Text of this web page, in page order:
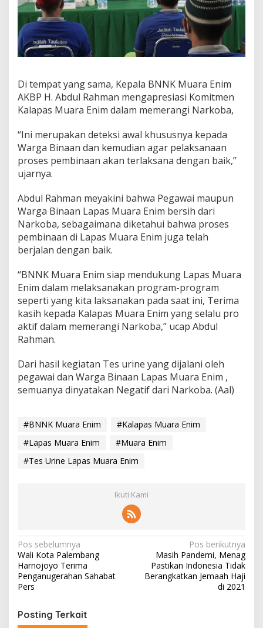
Di tempat yang sama, Kepala BNNK Muara Enim
AKBP H. Abdul Rahman mengapresiasi Komitmen
Kalapas Muara Enim dalam memerangi Narkoba,
“Ini merupakan deteksi awal khususnya kepada
Warga Binaan dan kemudian agar pelaksanaan
proses pembinaan akan terlaksana dengan baik,”
ujarnya.
Abdul Rahman meyakini bahwa Pegawai maupun
Warga Binaan Lapas Muara Enim bersih dari
Narkoba, sebagaimana diketahui bahwa proses
pembinaan di Lapas Muara Enim juga telah
berjalan dengan baik.
“BNNK Muara Enim siap mendukung Lapas Muara
Enim dalam melaksanakan program-program
seperti yang kita laksanakan pada saat ini, Terima
kasih kepada Kalapas Muara Enim yang selalu pro
aktif dalam memerangi Narkoba,” ucap Abdul
Rahman.
Dari hasil kegiatan Tes urine yang dijalani oleh
pegawai dan Warga Binaan Lapas Muara Enim ,
semuanya dinyatakan Negatif dari Narkoba. (Aal)
#BNNK Muara Enim
#Kalapas Muara Enim
#Lapas Muara Enim
#Muara Enim
#Tes Urine Lapas Muara Enim
Ikuti Kami
N
a
v
i
g
Pos sebelumnya
Wali Kota Palembang
Harnojoyo Terima
Penganugerahan Sahabat
Pers
Pos berikutnya
Masih Pandemi, Menag
Pastikan Indonesia Tidak
Berangkatkan Jemaah Haji
di 2021
Posting Terkait